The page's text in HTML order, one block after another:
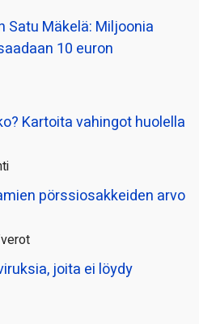
Satu Mäkelä: Miljoonia
10 euron
Kartoita vahingot huolella
pörssi­osakkeiden arvo
joita ei löydy